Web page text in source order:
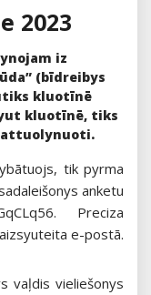
2023
iz
(bīdreibys
kluotīnē
kluotīnē, tiks
attuolynuoti.
tik pyrma
anketu
Preciza
e-postā.
vaļdis vieliešonys